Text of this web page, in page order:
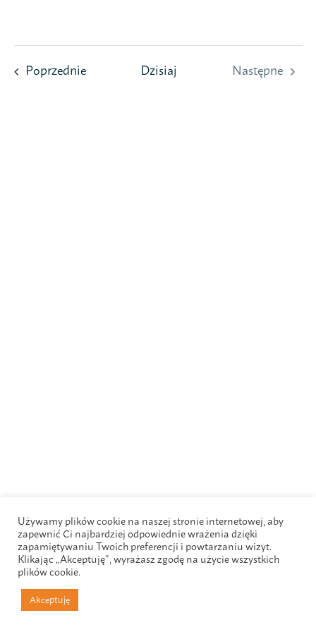
PoprzednieWydarzeniaDzisiaj
Następne
Używamy plików cookie na naszej stronie internetowej, aby
zapewnić Ci najbardziej odpowiednie wrażenia dzięki
zapamiętywaniu Twoich preferencji i powtarzaniu wizyt.
Klikając „Akceptuję”, wyrażasz zgodę na użycie wszystkich
plików cookie.
Akceptuję